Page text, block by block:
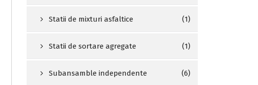
Statii de mixturi asfaltice (1)
Statii de sortare agregate (1)
Subansamble independente (6)